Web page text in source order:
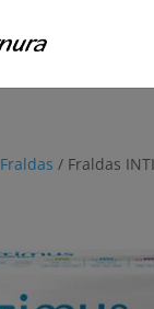
Fraldas / Fraldas